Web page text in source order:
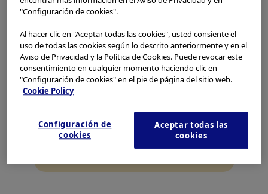
El Centro de Entrenamiento y Educación de Westborough
(WTEC), establecido en 2021, brinda un entorno de
capacitación de última generación para brindar a los
profesionales de la salud un lugar para obtener experiencia
práctica con el equipo médico más avanzado de Olympus,
de entrenamiento ofrece oportunidades de aprendizaje
inmersivo diseñadas para fortalecer las habilidades,
mejorar los resultados y ayudar a incrementar los niveles
más altos de atención al paciente a través del uso seguro y
efectivo de los productos Olympus.
Europa
América
He leído y acepto lo anterior.
Discrepar
"Configuración de cookies".
Al hacer clic en "Aceptar todas las cookies", usted consiente el
uso de todas las cookies según lo descrito anteriormente y en el
Aviso de Privacidad y la Política de Cookies. Puede revocar este
consentimiento en cualquier momento haciendo clic en
"Configuración de cookies" en el pie de página del sitio web.
Cookie Policy
Configuración de
cookies
Aceptar todas las
cookies